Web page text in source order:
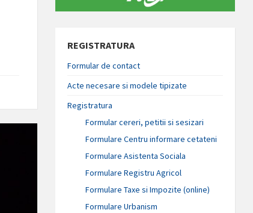
REGISTRATURA
Formular de contact
Acte necesare si modele tipizate
Registratura
Formular cereri, petitii si sesizari
Formulare Centru informare cetateni
Formulare Asistenta Sociala
Formulare Registru Agricol
Formulare Taxe si Impozite (online)
Formulare Urbanism